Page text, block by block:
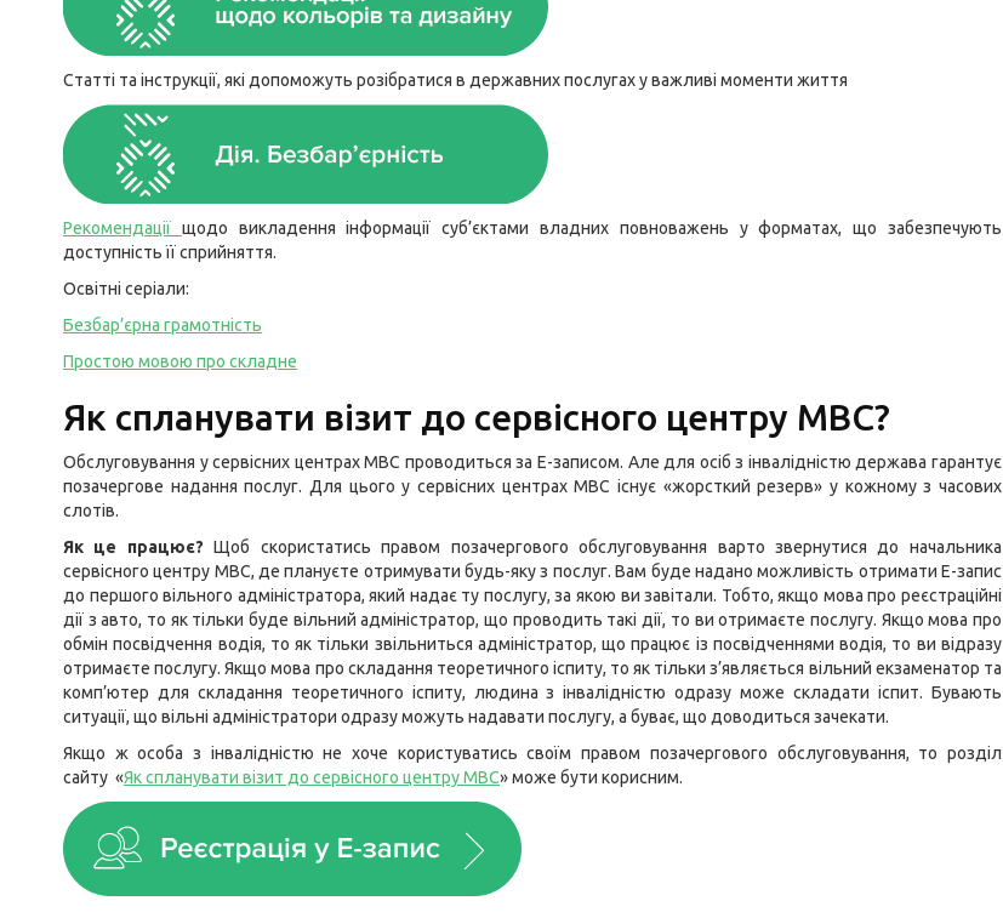
Статті та інструкції, які допоможуть розібратися в державних послугах у важливі моменти життя
Рекомендації щодо викладення інформації суб’єктами владних повноважень у форматах, що забезпечують
доступність її сприйняття.
Освітні серіали:
Безбар’єрна грамотність
Простою мовою про складне
Як спланувати візит до сервісного центру МВС?
Обслуговування у сервісних центрах МВС проводиться за Е-записом. Але для осіб з інвалідністю держава гарантує
позачергове надання послуг. Для цього у сервісних центрах МВС існує «жорсткий резерв» у кожному з часових
слотів.
Як це працює?Щоб скористатись правом позачергового обслуговування варто звернутися до начальника
сервісного центру МВС, де плануєте отримувати будь-яку з послуг. Вам буде надано можливість отримати Е-запис
до першого вільного адміністратора, який надає ту послугу, за якою ви завітали. Тобто, якщо мова про реєстраційні
дії з авто, то як тільки буде вільний адміністратор, що проводить такі дії, то ви отримаєте послугу. Якщо мова про
обмін посвідчення водія, то як тільки звільниться адміністратор, що працює із посвідченнями водія, то ви відразу
отримаєте послугу. Якщо мова про складання теоретичного іспиту, то як тільки з’являється вільний екзаменатор та
комп’ютер для складання теоретичного іспиту, людина з інвалідністю одразу може складати іспит. Бувають
ситуації, що вільні адміністратори одразу можуть надавати послугу, а буває, що доводиться зачекати.
Якщо ж особа з інвалідністю не хоче користуватись своїм правом позачергового обслуговування, то розділ
сайту «Як спланувати візит до сервісного центру МВС» може бути корисним.